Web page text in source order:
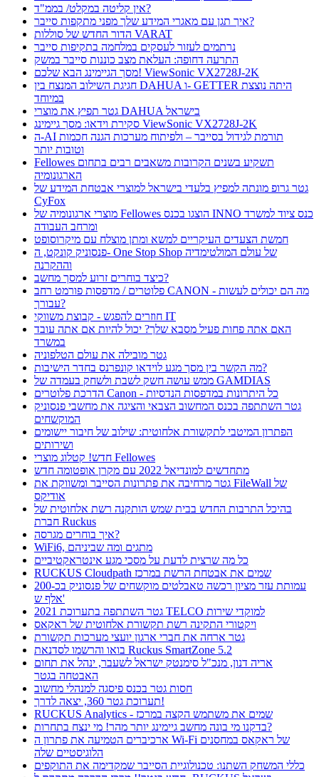
אין קליטה במקלט/ בממ"ד?
איך תגן עם מאגרי המידע שלך מפני מתקפות סייבר?
הדור החדש של סוללות VARAT
נרתמים לעזור לעסקים במלחמה בתקיפות סייבר
התרעה דחופה: העלאת מצב כוננות סייבר במשק
מסך הגיימינג הבא שלכם! ViewSonic VX2728J-2K
חגיגת השילוב המנצח בין DAHUA ו- GETTER היתה נוצצת
במיוחד
גטר תפיץ את מוצרי DAHUA בישראל
סקירת וידאו: מסך גיימינג ViewSonic VX2728J-2K
ה-AI תורמת לגידול בסייבר – ולפיתוח מערכות הגנה חכמות
וטובות יותר
Fellowes תשקיע בשנים הקרובות משאבים רבים בתחום
הארגונומיה
גטר גרופ מונתה למפיץ בלעדי בישראל למוצרי אבטחת המידע של
CyFox
מוצרי ארגונומיה של Fellowes הוצגו בכנס INNO כנס ציוד למשרד
ומרחב העבודה
חמשת הצעדים העיקריים למשא ומתן מוצלח עם מיקרוסופט
פנסוניק קונקט, ה- One Stop Shop של עולם המולטימדיה
וההקרנה
כיצד בוחרים זרוע למסך מחשב?
פלוטרים / מדפסות פורמט רחב CANON - מה הם יכולים לעשות
עבורך?
חוזרים להפגש - קבוצת משווקי IT
האם אתה פחות פעיל מסבא שלך? יכול להיות אם אתה עובד
במשרד
גטר מובילה את עולם הטלפוניה
מה הקשר בין מסך מגע לוידאו קונפרנס בחדר הישיבות?
ממש עושה חשק לשבת ולשחק בעמדה של GAMDIAS
הדרכת פלוטרים Canon - כל היתרונות במדפסות הנדסיות
גטר השתתפה בכנס המחשוב הצבאי והציגה את מחשבי פנסוניק
המוקשחים
הפתרון המיטבי לתקשורת אלחוטית: שילוב של חיבור יישומים
ושירותים
חדש! קטלוג מוצרי Fellowes
מתחדשים למונדיאל 2022 עם מקרן אופטומה חדש
גטר מרחיבה את פתרונות הסייבר ומשווקת את FileWall של
אודיקס
בהיכל התרבות החדש בבית שמש הותקנה רשת אלחוטית של
חברת Ruckus
איך בוחרים מגרסה?
WiFi6, מתגים ומה שביניהם
כל מה שרצית לדעת על מסכי מגע אינטראקטיביים
RUCKUS Cloudpath שמים את אבטחת הרשת במרכז
עמותת עזר מציון רכשה טאבלטים מוקשחים של פנסוניק בכ-200
אלף ש'
גטר השתתפה בתערוכת 2021 TELCO למוקדי שירות
ויקטורי התקינה רשת תקשורת אלחוטית של ראקאס
גטר ארחה את חברי ארגון יועצי מערכות תקשורת
בואו והרשמו לסדנאת Ruckus SmartZone 5.2
אריה דנון, מנכ"ל סימנטק ישראל לשעבר, ינהל את תחום
האבטחה בגטר
חסות גטר בכנס פיסגה למנהלי מחשוב
תערוכת גטר 360, יצאה לדרך!
RUCKUS Analytics - שמים את משתמש הקצה במרכז
בדקנו מי בונה מחשב גיימינג יותר מהר! מי ינצח בתחרות?
ארכיברים הטמיעה את פתרון ה Wi-Fi של ראקאס במחסנים
הלוגיסטיים שלה
כללי המשחק השתנו: טכנולוגיית הסייבר שמקדימה את התוקפים